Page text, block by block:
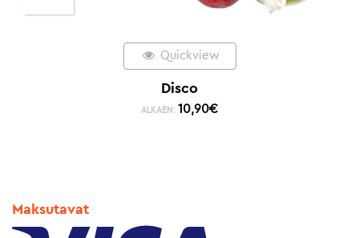
Quickview
Disco
ALKAEN: 10,90€
Maksutavat